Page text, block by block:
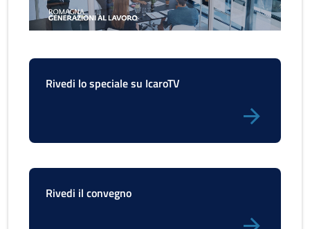
Rivedi lo speciale su IcaroTV
Rivedi il convegno